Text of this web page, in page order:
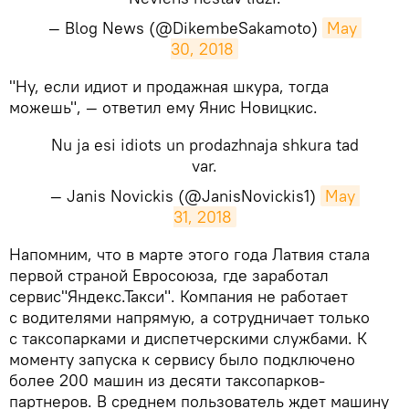
— Blog News (@DikembeSakamoto) May
30, 2018
​"Ну, если идиот и продажная шкура, тогда
можешь", — ответил ему Янис Новицкис.
Nu ja esi idiots un prodazhnaja shkura tad
var.
— Janis Novickis (@JanisNovickis1) May
31, 2018
​Напомним, что в марте этого года Латвия стала
первой страной Евросоюза, где заработал
сервис"Яндекс.Такси". Компания не работает
с водителями напрямую, а сотрудничает только
с таксопарками и диспетчерскими службами. К
моменту запуска к сервису было подключено
более 200 машин из десяти таксопарков-
партнеров. В среднем пользователь ждет машину